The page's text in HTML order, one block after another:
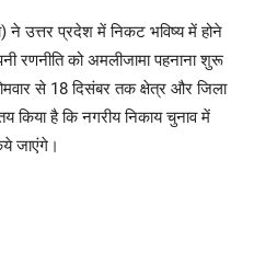
ने उत्तर प्रदेश में निकट भविष्य में होने
रणनीति को अमलीजामा पहनाना शुरू
से 18 दिसंबर तक क्षेत्र और जिला
किया है कि नगरीय निकाय चुनाव में
जाएंगे।